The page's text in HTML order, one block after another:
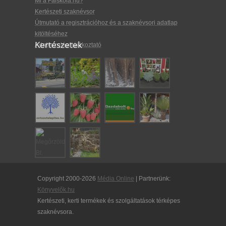
Kertészeti szaknévsor
Útmutató a regisztrációhoz és a szaknévsori adatlap
kitöltéséhez
Adatkezelési tájékoztató
Kertészetek
Copyright 2000-2026 Média Online | Partnerünk:
Könyvelők.hu
Kertészeti, kerti termékek és szolgáltatások térképes
szaknévsora.